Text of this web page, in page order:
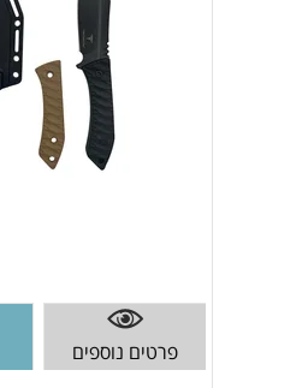
פרטים נוספים